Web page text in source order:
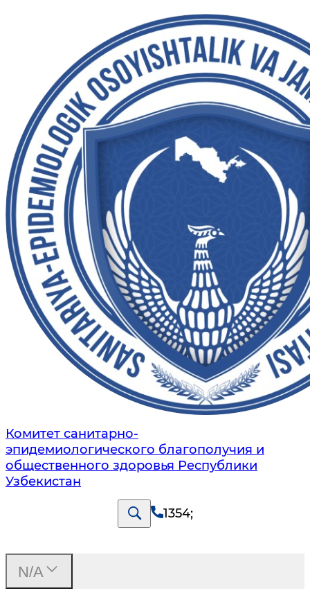
Комитет санитарно-
эпидемиологического благополучия и
общественного здоровья Республики
Узбекистан
1354;
N/A